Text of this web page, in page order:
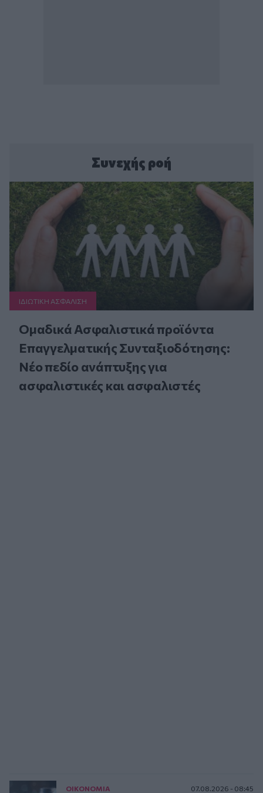
Συνεχής ροή
ΙΔΙΩΤΙΚΗ ΑΣΦAΛΙΣΗ
Ομαδικά Ασφαλιστικά προϊόντα
Επαγγελματικής Συνταξιοδότησης:
Νέο πεδίο ανάπτυξης για
ασφαλιστικές και ασφαλιστές
ΟΙΚΟΝΟΜΙΑ 07.08.2026 - 08:45